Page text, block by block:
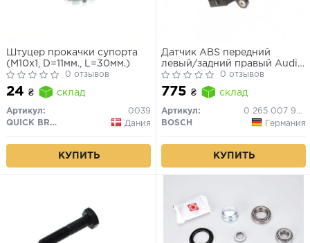
Штуцер прокачки супорта
(M10x1, D=11мм., L=30мм.)
0 отзывов
24 ₴ склад
Артикул:
0039
QUICK BRAKE
Дания
КУПИТЬ
Датчик ABS передний
левый/задний правый Audi
A4, A6, A8
0 отзывов
775 ₴ склад
Артикул:
0 265 007 930
BOSCH
Германия
КУПИТЬ